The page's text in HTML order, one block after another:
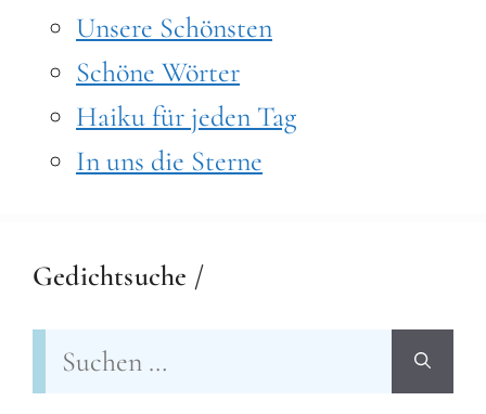
Unsere Schönsten
Schöne Wörter
Haiku für jeden Tag
In uns die Sterne
Gedichtsuche /
Suchen
nach: